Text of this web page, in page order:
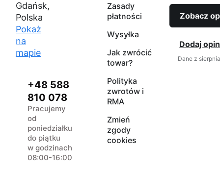
Gdańsk,
Polska
Pokaż
na
mapie
+48 588
810 078
Pracujemy
od
poniedziałku
do piątku
w godzinach
08:00-16:00
Zasady
płatności
Wysyłka
Jak zwrócić
towar?
Polityka
zwrotów i
RMA
Zmień
zgody
cookies
Zobacz
Dodaj
Dane z